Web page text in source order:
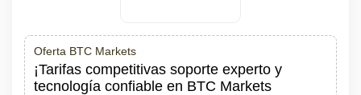
Oferta BTC Markets
¡Tarifas competitivas soporte experto y
tecnología confiable en BTC Markets